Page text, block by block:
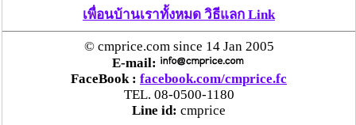
“ลาว” ส่ง “24 คนไทย” กลับประเทศผ่านด่าน
เชียงของ เพื่อดำเนินการตามกฎหมาย พบส่วนใหญ่มี
เอี่ยวแก๊งคอลเซ็นเตอร์
“ตรีนุช” เปิดตัวระบบ “e-WorkPermit” ลงทะเบียน
แรงงานต่างด้าวออนไลน์ ให้บริการ 24 ชั่วโมงทั่ว
เพื่อนบ้านเราทั้งหมด วิธีแลก Link
© cmprice.com since 14 Jan 2005
E-mail:
FaceBook : facebook.com/cmprice.fc
TEL. 08-0500-1180
Line id: cmprice